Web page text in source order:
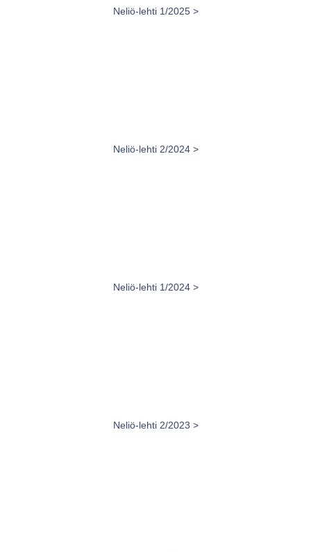
Neliö-lehti 1/2025 >
Neliö-lehti 2/2024 >
Neliö-lehti 1/2024 >
Neliö-lehti 2/2023 >